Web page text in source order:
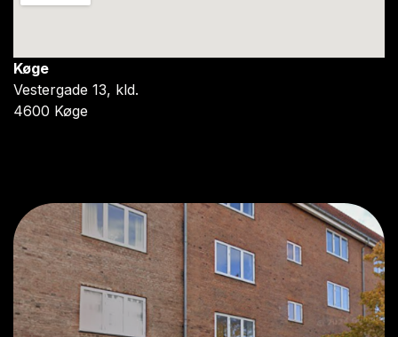
Køge
Vestergade 13, kld.
4600 Køge